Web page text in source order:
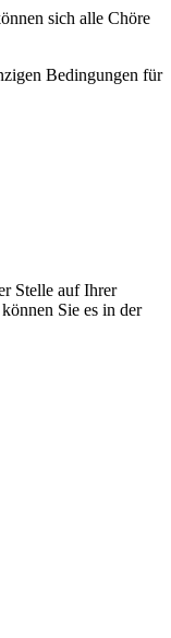
sich alle Chöre
Bedingungen für
Stelle auf Ihrer
Sie es in der